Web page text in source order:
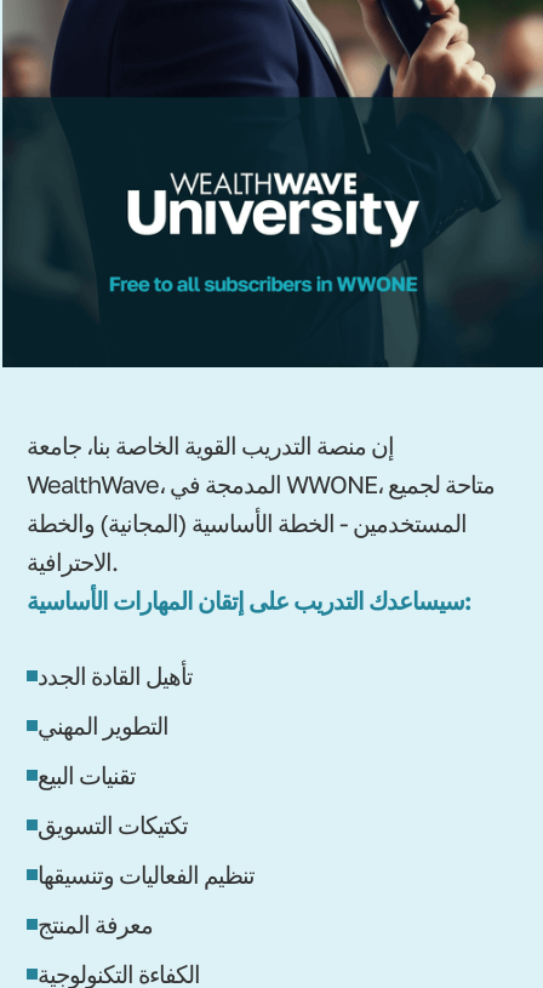
إن منصة التدريب القوية الخاصة بنا، جامعة
WealthWave، المدمجة في WWONE، متاحة لجميع
المستخدمين - الخطة الأساسية (المجانية) والخطة
الاحترافية.
سيساعدك التدريب على إتقان المهارات الأساسية:
تأهيل القادة الجدد
التطوير المهني
تقنيات البيع
تكتيكات التسويق
تنظيم الفعاليات وتنسيقها
معرفة المنتج
الكفاءة التكنولوجية